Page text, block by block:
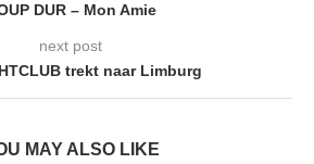
DUR – Mon Amie
next post
trekt naar Limburg
MAY ALSO LIKE